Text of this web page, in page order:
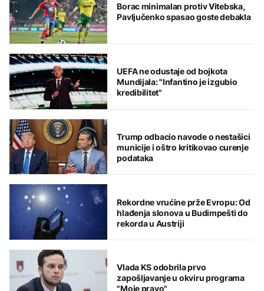
Borac minimalan protiv Vitebska,
Pavljučenko spasao goste debakla
UEFA ne odustaje od bojkota
Mundijala: "Infantino je izgubio
kredibilitet"
Trump odbacio navode o nestašici
municije i oštro kritikovao curenje
podataka
Rekordne vrućine prže Evropu: Od
hlađenja slonova u Budimpešti do
rekorda u Austriji
Vlada KS odobrila prvo
zapošljavanje u okviru programa
"Moje pravo"